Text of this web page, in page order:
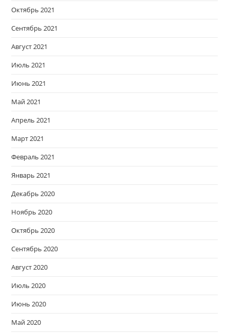
Октябрь 2021
Сентябрь 2021
Август 2021
Июль 2021
Июнь 2021
Май 2021
Апрель 2021
Март 2021
Февраль 2021
Январь 2021
Декабрь 2020
Ноябрь 2020
Октябрь 2020
Сентябрь 2020
Август 2020
Июль 2020
Июнь 2020
Май 2020